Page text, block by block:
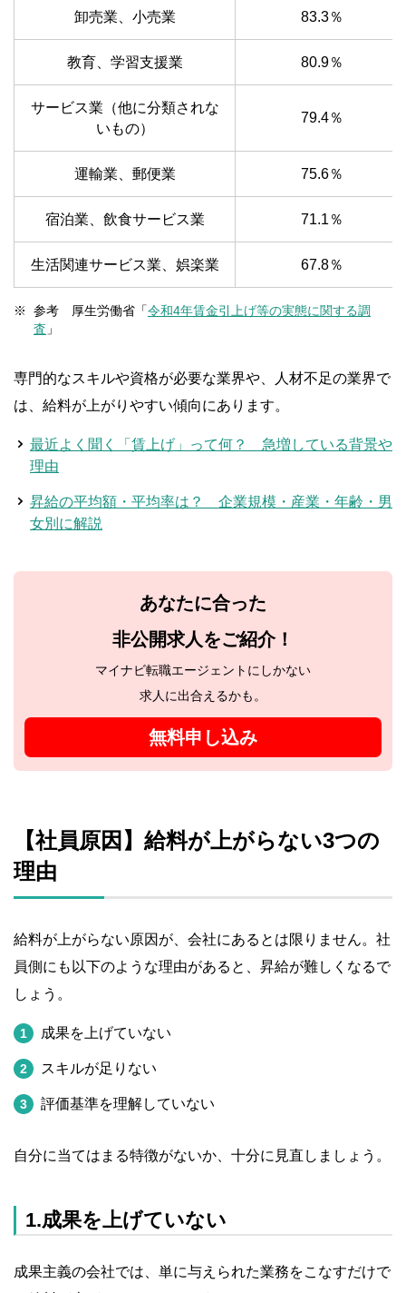
卸売業、小売業 83.3％
教育、学習支援業 80.9％
サービス業（他に分類されな
いもの）
79.4％
運輸業、郵便業 75.6％
宿泊業、飲食サービス業 71.1％
生活関連サービス業、娯楽業 67.8％
参考 厚生労働省「令和4年賃金引上げ等の実態に関する調
査 」
専門的なスキルや資格が必要な業界や、人材不足の業界で
は、給料が上がりやすい傾向にあります。
最近よく聞く「賃上げ」って何？ 急増している背景や
理由
昇給の平均額・平均率は？ 企業規模・産業・年齢・男
女別に解説
あなたに合った
非公開求人をご紹介！
マイナビ転職エージェントにしかない
求人に出合えるかも。
無料申し込み
【社員原因】給料が上がらない3つの
理由
給料が上がらない原因が、会社にあるとは限りません。社
員側にも以下のような理由があると、昇給が難しくなるで
しょう。
成果を上げていない
スキルが足りない
評価基準を理解していない
自分に当てはまる特徴がないか、十分に見直しましょう。
1.成果を上げていない
成果主義の会社では、単に与えられた業務をこなすだけで